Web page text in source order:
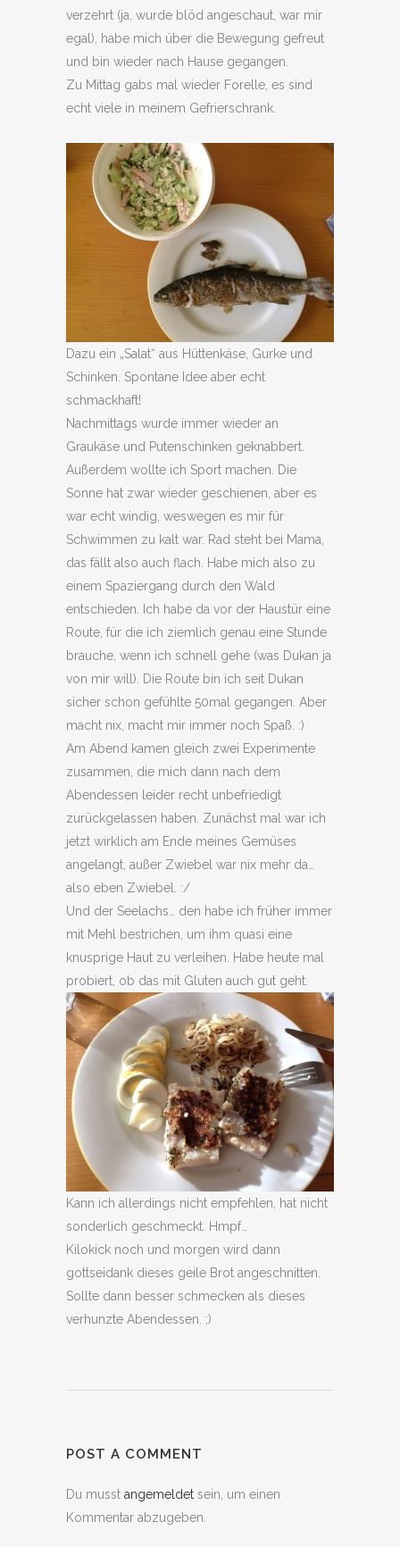
verzehrt (ja, wurde blöd angeschaut, war mir
egal), habe mich über die Bewegung gefreut
und bin wieder nach Hause gegangen.
Zu Mittag gabs mal wieder Forelle, es sind
echt viele in meinem Gefrierschrank.
Dazu ein „Salat“ aus Hüttenkäse, Gurke und
Schinken. Spontane Idee aber echt
schmackhaft!
Nachmittags wurde immer wieder an
Graukäse und Putenschinken geknabbert.
Außerdem wollte ich Sport machen. Die
Sonne hat zwar wieder geschienen, aber es
war echt windig, weswegen es mir für
Schwimmen zu kalt war. Rad steht bei Mama,
das fällt also auch flach. Habe mich also zu
einem Spaziergang durch den Wald
entschieden. Ich habe da vor der Haustür eine
Route, für die ich ziemlich genau eine Stunde
brauche, wenn ich schnell gehe (was Dukan ja
von mir will). Die Route bin ich seit Dukan
sicher schon gefühlte 50mal gegangen. Aber
macht nix, macht mir immer noch Spaß. :)
Am Abend kamen gleich zwei Experimente
zusammen, die mich dann nach dem
Abendessen leider recht unbefriedigt
zurückgelassen haben. Zunächst mal war ich
jetzt wirklich am Ende meines Gemüses
angelangt, außer Zwiebel war nix mehr da…
also eben Zwiebel. :/
Und der Seelachs… den habe ich früher immer
mit Mehl bestrichen, um ihm quasi eine
knusprige Haut zu verleihen. Habe heute mal
probiert, ob das mit Gluten auch gut geht.
Kann ich allerdings nicht empfehlen, hat nicht
sonderlich geschmeckt. Hmpf…
Kilokick noch und morgen wird dann
gottseidank dieses geile Brot angeschnitten.
Sollte dann besser schmecken als dieses
verhunzte Abendessen. ;)
POST A COMMENT
Du musst angemeldet sein, um einen
Kommentar abzugeben.